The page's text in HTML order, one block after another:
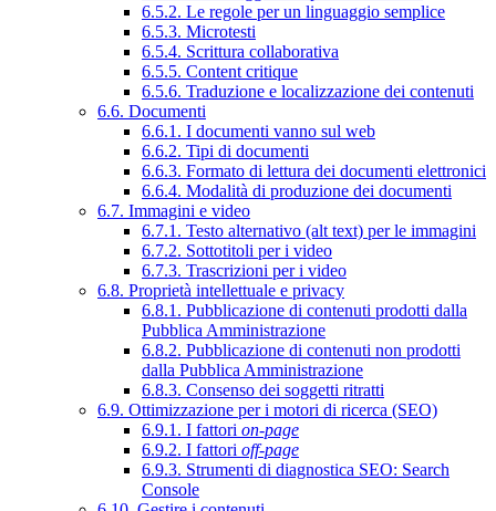
6.5.2. Le regole per un linguaggio semplice
6.5.3. Microtesti
6.5.4. Scrittura collaborativa
6.5.5. Content critique
6.5.6. Traduzione e localizzazione dei contenuti
6.6. Documenti
6.6.1. I documenti vanno sul web
6.6.2. Tipi di documenti
6.6.3. Formato di lettura dei documenti elettronici
6.6.4. Modalità di produzione dei documenti
6.7. Immagini e video
6.7.1. Testo alternativo (alt text) per le immagini
6.7.2. Sottotitoli per i video
6.7.3. Trascrizioni per i video
6.8. Proprietà intellettuale e privacy
6.8.1. Pubblicazione di contenuti prodotti dalla
Pubblica Amministrazione
6.8.2. Pubblicazione di contenuti non prodotti
dalla Pubblica Amministrazione
6.8.3. Consenso dei soggetti ritratti
6.9. Ottimizzazione per i motori di ricerca (SEO)
6.9.1. I fattori on-page
6.9.2. I fattori off-page
6.9.3. Strumenti di diagnostica SEO: Search
Console